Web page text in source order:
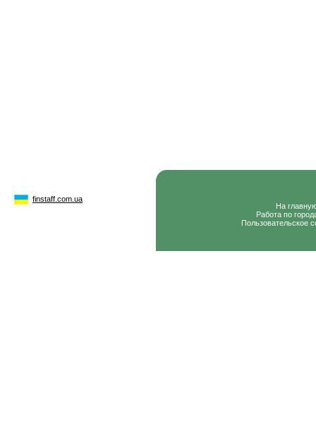
finstaff.com.ua
На
Работа по
Пользовательское